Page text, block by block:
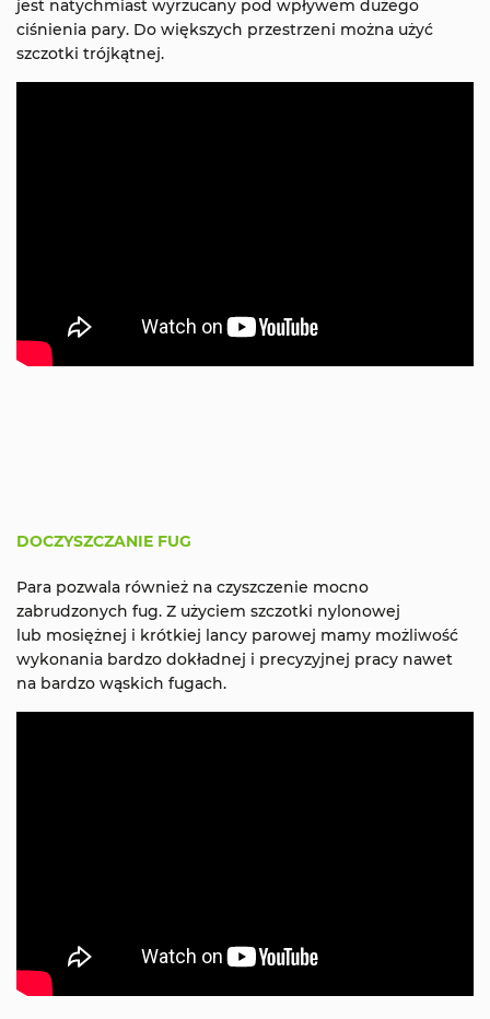
jest natychmiast wyrzucany pod wpływem dużego
ciśnienia pary. Do większych przestrzeni można użyć
szczotki trójkątnej.
DOCZYSZCZANIE FUG
Para pozwala również na czyszczenie mocno
zabrudzonych fug. Z użyciem szczotki nylonowej
lub mosiężnej i krótkiej lancy parowej mamy możliwość
wykonania bardzo dokładnej i precyzyjnej pracy nawet
na bardzo wąskich fugach.